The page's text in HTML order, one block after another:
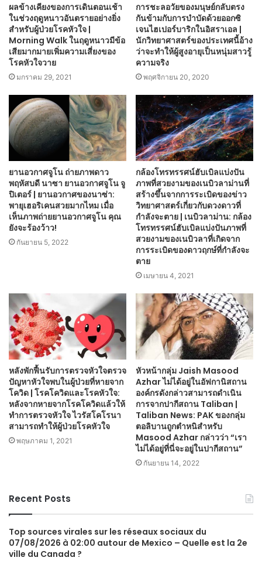
ผลข้างเคียงของการเดินตอนเช้า
ในช่วงฤดูหนาวอันตรายอย่างยิ่ง
สำหรับผู้ป่วยโรคหัวใจ |
Morning Walk ในฤดูหนาวมีข้อ
เสียมากมายเพิ่มความเสี่ยงของ
โรคหัวใจวาย
มกราคม 29, 2021
การชะลอวัยของมนุษย์กลับตรง
กันข้ามกับการบำบัดด้วยออกซิ
เจนไฮเปอร์บาริกในอิสราเอล |
นักวิทยาศาสตร์ของประเทศนี้อ้าง
ว่าจะทำให้ผู้สูงอายุเป็นหนุ่มสาวรู้
ความจริง
พฤศจิกายน 20, 2020
ยานอวกาศจูโน ถ่ายภาพดาว
พฤหัสบดี นาซา ยานอวกาศจูโน จู
ปิเตอร์ | ยานอวกาศของนาซ่า:
พายุเฮอริเคนสวยมากไหม เมื่อ
เห็นภาพถ่ายยานอวกาศจูโน คุณ
ยังจะร้องว้าว!
กันยายน 5, 2022
กล้องโทรทรรศน์ฮับเบิลแบ่งปัน
ภาพที่สวยงามของเนบิวลาม่านที่
สร้างขึ้นจากการระเบิดของข่าว
วิทยาศาสตร์เกี่ยวกับดวงดาวที่
กำลังจะตาย | เนบิวลาม่าน: กล้อง
โทรทรรศน์ฮับเบิลแบ่งปันภาพที่
สวยงามของเนบิวลาที่เกิดจาก
การระเบิดของดาวฤกษ์ที่กำลังจะ
ตาย
เมษายน 4, 2021
หลังพักฟื้นรับการตรวจหัวใจตรวจ
ปัญหาหัวใจพบในผู้ป่วยที่หายจาก
โควิด | โรคโควิดและโรคหัวใจ:
หลังจากหายจากโรคโควิดแล้วให้
ทำการตรวจหัวใจ ไวรัสโคโรนา
สามารถทำให้ผู้ป่วยโรคหัวใจ
พฤษภาคม 1, 2021
หัวหน้ากลุ่ม Jaish Masood
Azhar ไม่ได้อยู่ในอัฟกานิสถาน
องค์กรดังกล่าวสามารถดำเนิน
การจากปากีสถาน Taliban |
Taliban News: PAK ของกลุ่ม
ตอลิบานถูกตำหนิสำหรับ
Masood Azhar กล่าวว่า “เรา
ไม่ได้อยู่ที่นี่จะอยู่ในปากีสถาน”
กันยายน 14, 2022
Recent Posts
Top sources virales sur les réseaux sociaux du
07/08/2026 à 02:00 autour de Mexico – Quelle est la 2e
ville du Canada ?